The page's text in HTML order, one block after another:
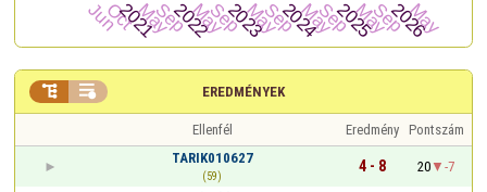
EREDMÉNYEK
 
Ellenfél Eredmény Pontszám
TARIK010627
(59)
4 - 8 20
-7